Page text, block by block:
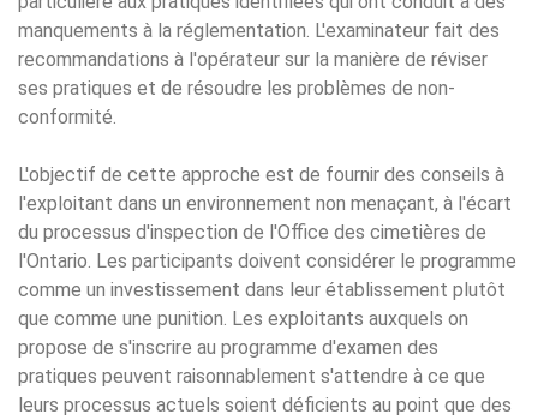
manquements à la réglementation. L'examinateur fait des
recommandations à l'opérateur sur la manière de réviser
ses pratiques et de résoudre les problèmes de non-
conformité.
L'objectif de cette approche est de fournir des conseils à
l'exploitant dans un environnement non menaçant, à l'écart
du processus d'inspection de l'Office des cimetières de
l'Ontario. Les participants doivent considérer le programme
comme un investissement dans leur établissement plutôt
que comme une punition. Les exploitants auxquels on
propose de s'inscrire au programme d'examen des
pratiques peuvent raisonnablement s'attendre à ce que
leurs processus actuels soient déficients au point que des